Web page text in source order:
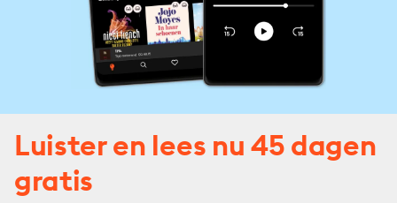
Luister en lees nu 45 dagen
gratis